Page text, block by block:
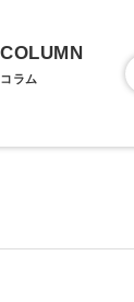
COLUMN
コラム